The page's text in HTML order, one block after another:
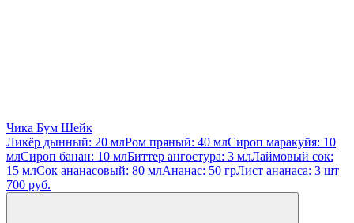
Чика Бум Шейк
Ликёр дынный: 20 млРом пряный: 40 млСироп маракуйя: 10
млСироп банан: 10 млБиттер ангостура: 3 млЛаймовый сок:
15 млСок ананасовый: 80 млАнанас: 50 грЛист ананаса: 3 шт
700 руб.